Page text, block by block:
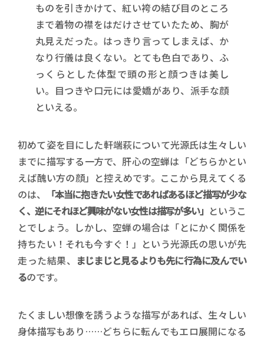
ものを引きかけて、紅い袴の結び目のところ
まで着物の襟をはだけさせていたため、胸が
丸見えだった。はっきり言ってしまえば、か
なり行儀は良くない。とても色白であり、ふ
っくらとした体型で頭の形と顔つきは美し
い。目つきや口元には愛嬌があり、派手な顔
といえる。
初めて姿を目にした軒端萩について光源氏は生々しい
までに描写する一方で、肝心の空蝉は「どちらかとい
えば醜い方の顔」と控えめです。ここから見えてくる
のは、
「本当に抱きたい女性であればあるほど描写が少な
く、逆にそれほど興味がない女性は描写が多い」 というこ
とでしょう。しかし、空蝉の場合は「とにかく関係を
持ちたい！それも今すぐ！」という光源氏の思いが先
走った結果、 まじまじと見るよりも先に行為に及んでい
るのです。
たくましい想像を誘うような描写があれば、生々しい
身体描写もあり……どちらに転んでもエロ展開になる